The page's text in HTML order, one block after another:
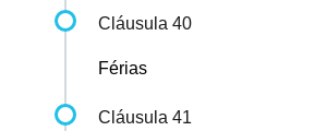
Cláusula 40
Férias
Cláusula 41